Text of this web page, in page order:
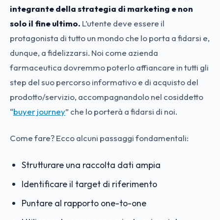
integrante della strategia di marketing e non
solo il fine ultimo. L’utente deve essere il
protagonista di tutto un mondo che lo porta a fidarsi e,
dunque, a fidelizzarsi. Noi come azienda
farmaceutica dovremmo poterlo affiancare in tutti gli
step del suo percorso informativo e di acquisto del
prodotto/servizio, accompagnandolo nel cosiddetto
“buyer journey” che lo porterà a fidarsi di noi.
Come fare? Ecco alcuni passaggi fondamentali:
Strutturare una raccolta dati ampia
Identificare il target di riferimento
Puntare al rapporto one-to-one